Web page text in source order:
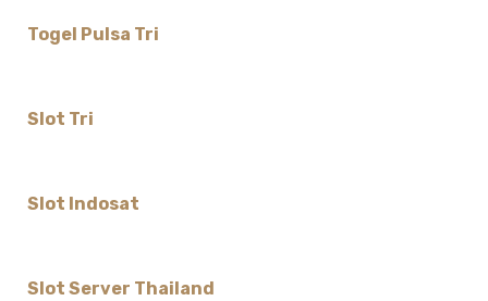
Togel Pulsa Tri
Slot Tri
Slot Indosat
Slot Server Thailand